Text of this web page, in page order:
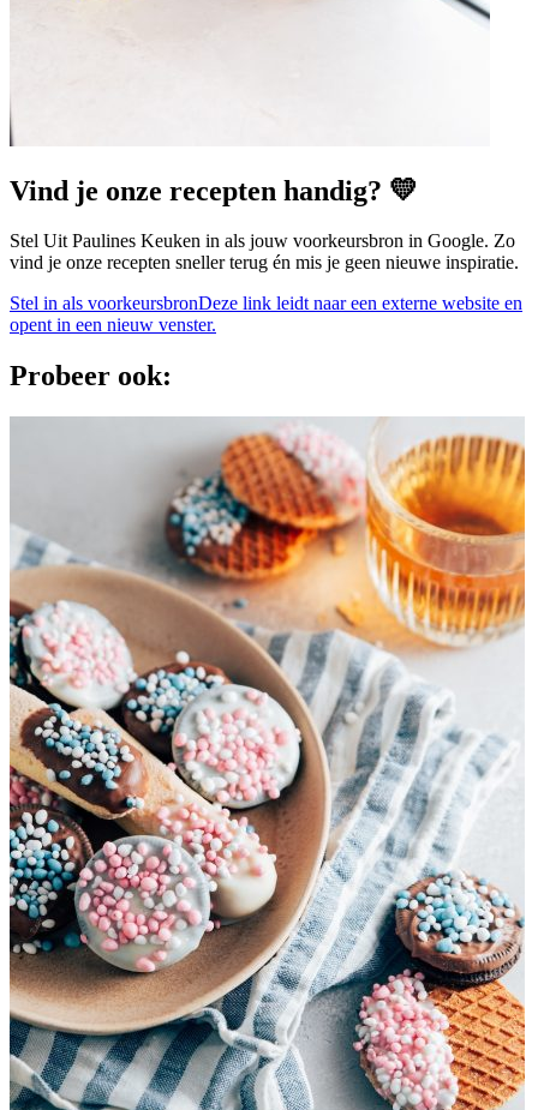
Vind je onze recepten handig? 💛
Stel Uit Paulines Keuken in als jouw voorkeursbron in Google. Zo
vind je onze recepten sneller terug én mis je geen nieuwe inspiratie.
Stel in als voorkeursbronDeze link leidt naar een externe website en
opent in een nieuw venster.
Probeer ook: